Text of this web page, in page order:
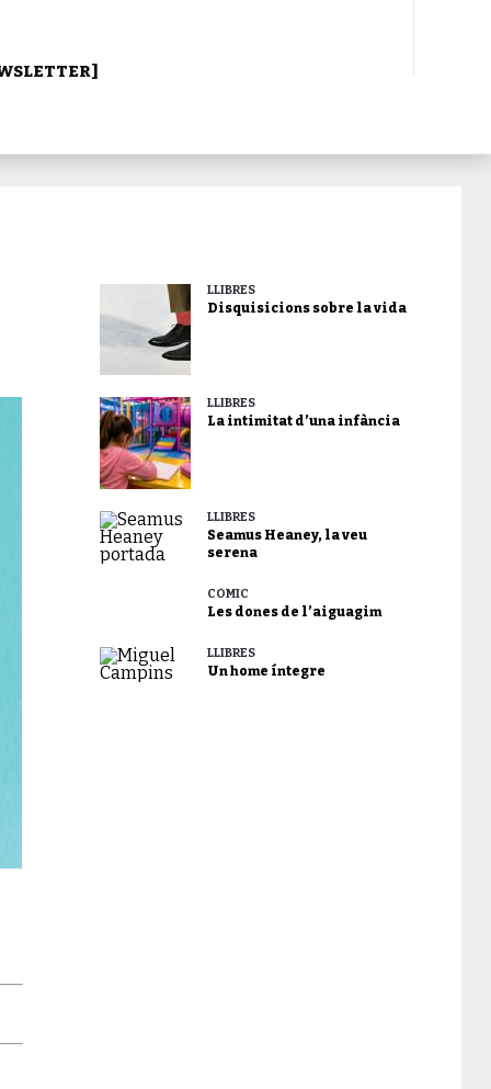
LLIBRES
Disquisicions sobre la vida
LLIBRES
La intimitat d’una infància
LLIBRES
Seamus Heaney, la veu
serena
CÒMIC
Les dones de l’aiguagim
LLIBRES
Un home íntegre